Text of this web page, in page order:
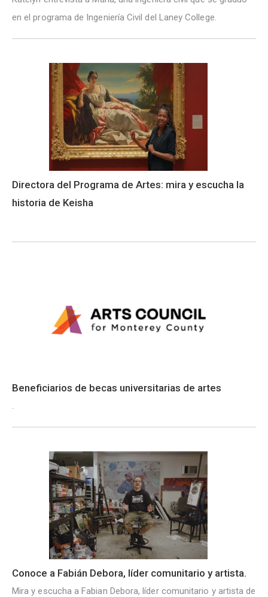
en el programa de Ingeniería Civil del Laney College.
Directora del Programa de Artes: mira y escucha la
historia de Keisha
Beneficiarios de becas universitarias de artes
Conoce a Fabián Debora, líder comunitario y artista.
Mira y escucha a Fabian Debora, líder comunitario y artista de